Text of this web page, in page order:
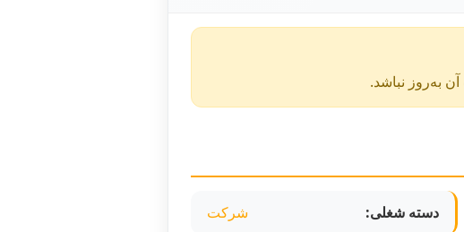
دسته شغلی: شرکت